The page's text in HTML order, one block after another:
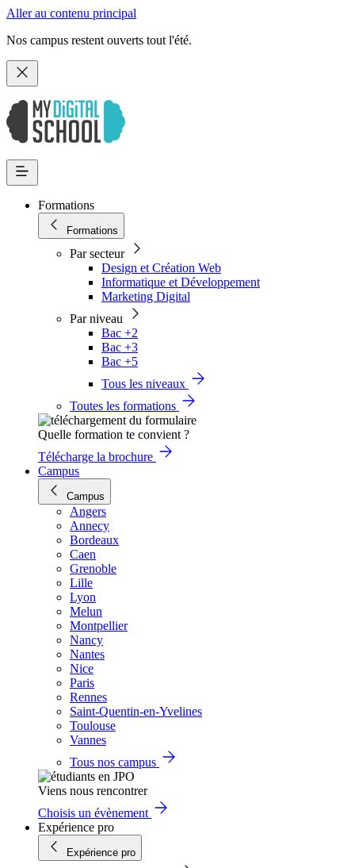
Aller au contenu principal
Nos campus restent ouverts tout l'été.
Formations
Formations
Par secteur
Design et Création Web
Informatique et Développement
Marketing Digital
Par niveau
Bac +2
Bac +3
Bac +5
Tous les niveaux
Toutes les formations
Quelle formation te convient ?
Télécharge la brochure
Campus
Campus
Angers
Annecy
Bordeaux
Caen
Grenoble
Lille
Lyon
Melun
Montpellier
Nancy
Nantes
Nice
Paris
Rennes
Saint-Quentin-en-Yvelines
Toulouse
Vannes
Tous nos campus
Viens nous rencontrer
Choisis un évènement
Expérience pro
Expérience pro